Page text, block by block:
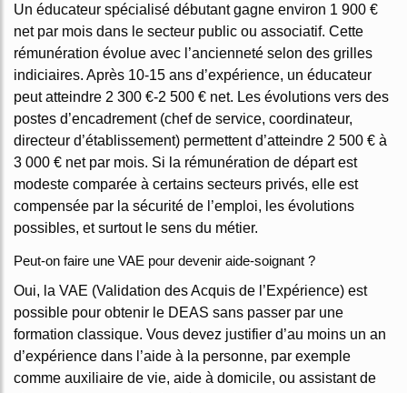
Un éducateur spécialisé débutant gagne environ 1 900 €
net par mois dans le secteur public ou associatif. Cette
rémunération évolue avec l’ancienneté selon des grilles
indiciaires. Après 10-15 ans d’expérience, un éducateur
peut atteindre 2 300 €-2 500 € net. Les évolutions vers des
postes d’encadrement (chef de service, coordinateur,
directeur d’établissement) permettent d’atteindre 2 500 € à
3 000 € net par mois. Si la rémunération de départ est
modeste comparée à certains secteurs privés, elle est
compensée par la sécurité de l’emploi, les évolutions
possibles, et surtout le sens du métier.
Peut-on faire une VAE pour devenir aide-soignant ?
Oui, la VAE (Validation des Acquis de l’Expérience) est
possible pour obtenir le DEAS sans passer par une
formation classique. Vous devez justifier d’au moins un an
d’expérience dans l’aide à la personne, par exemple
comme auxiliaire de vie, aide à domicile, ou assistant de